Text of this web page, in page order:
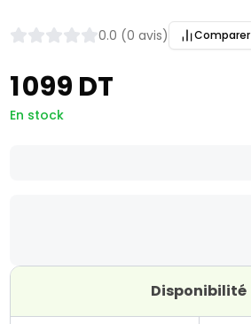
0.0 (0 avis) Comparer
1 099 DT
En stock
Disponibilité